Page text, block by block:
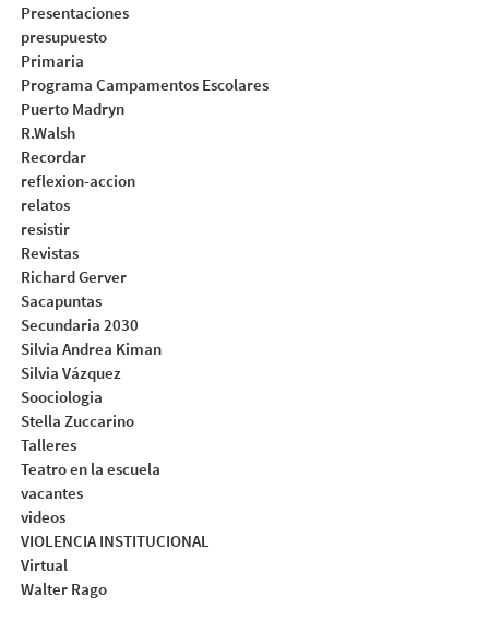
Presentaciones
presupuesto
Primaria
Programa Campamentos Escolares
Puerto Madryn
R.Walsh
Recordar
reflexion-accion
relatos
resistir
Revistas
Richard Gerver
Sacapuntas
Secundaria 2030
Silvia Andrea Kiman
Silvia Vázquez
Soociologia
Stella Zuccarino
Talleres
Teatro en la escuela
vacantes
videos
VIOLENCIA INSTITUCIONAL
Virtual
Walter Rago